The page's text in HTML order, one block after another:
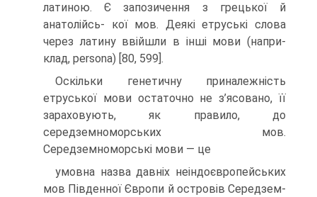
латиною. Є за­позичення з грецької й
анатолійсь- кої мов. Деякі етруські слова
через латину ввійшли в інші мови (напри­
клад, persona) [80, 599].
Оскільки генетичну прина­лежність
етруської мови остаточ­но не з’ясовано, її
зараховують, як правило, до
середземноморських мов.
Середземноморські мови — це
умовна назва давніх неіндоєвропейських
мов Південної Європи й островів Середзем­